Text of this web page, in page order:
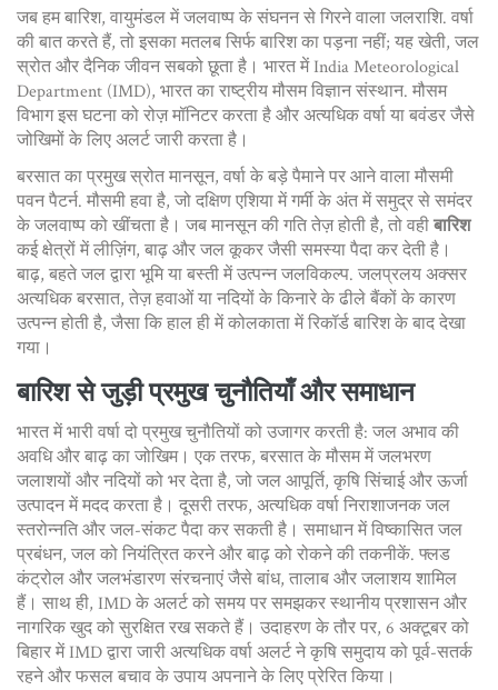
जब हमबारिश, वायुमंडल में जलवाष्प के संघनन से गिरने वाला जलराशि. वर्षा
की बात करते हैं, तो इसका मतलब सिर्फ बारिश का पड़ना नहीं; यह खेती, जल
स्रोत और दैनिक जीवन सबको छूता है। भारत मेंIndia Meteorological
Department (IMD), भारत का राष्ट्रीय मौसम विज्ञान संस्थान. मौसम
विभागइस घटना को रोज़ मॉनिटर करता है और अत्यधिक वर्षा या बवंडर जैसे
जोखिमों के लिए अलर्ट जारी करता है।
बरसात का प्रमुख स्रोतमानसून, वर्षा के बड़े पैमाने पर आने वाला मौसमी
पवन पैटर्न. मौसमी हवाहै, जो दक्षिण एशिया में गर्मी के अंत में समुद्र से समंदर
के जलवाष्प को खींचता है। जब मानसून की गति तेज़ होती है, तो वहीबारिश
कई क्षेत्रों में लीज़िंग, बाढ़ और जल कूकर जैसी समस्या पैदा कर देती है।
बाढ़, बहते जल द्वारा भूमि या बस्ती में उत्पन्न जलविकल्प. जलप्रलयअक्सर
अत्यधिक बरसात, तेज़ हवाओं या नदियों के किनारे के ढीले बैंकों के कारण
उत्पन्न होती है, जैसा कि हाल ही में कोलकाता में रिकॉर्ड बारिश के बाद देखा
गया।
बारिश से जुड़ी प्रमुख चुनौतियाँ और समाधान
भारत में भारी वर्षा दो प्रमुख चुनौतियों को उजागर करती है: जल अभाव की
अवधि और बाढ़ का जोखिम। एक तरफ, बरसात के मौसम में जलभरण
जलाशयों और नदियों को भर देता है, जो जल आपूर्ति, कृषि सिंचाई और ऊर्जा
उत्पादन में मदद करता है। दूसरी तरफ, अत्यधिक वर्षा निराशाजनक जल
स्तरोन्नति और जल-संकट पैदा कर सकती है। समाधान मेंविष्कासित जल
प्रबंधन, जल को नियंत्रित करने और बाढ़ को रोकने की तकनीकें. फ्लड
कंट्रोलऔर जलभंडारण संरचनाएं जैसे बांध, तालाब और जलाशय शामिल
हैं। साथ ही, IMD के अलर्ट को समय पर समझकर स्थानीय प्रशासन और
नागरिक खुद को सुरक्षित रख सकते हैं। उदाहरण के तौर पर, 6 अक्टूबर को
बिहार में IMD द्वारा जारी अत्यधिक वर्षा अलर्ट ने कृषि समुदाय को पूर्व-सतर्क
रहने और फसल बचाव के उपाय अपनाने के लिए प्रेरित किया।